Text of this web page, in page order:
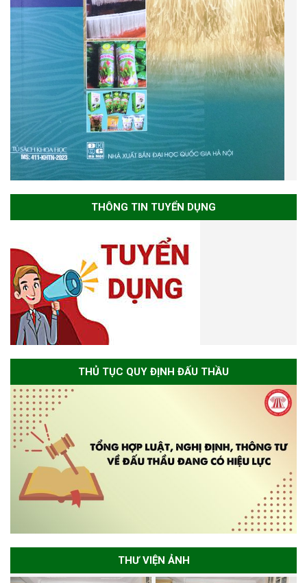
THÔNG TIN TUYỂN DỤNG
THỦ TỤC QUY ĐỊNH ĐẤU THẦU
THƯ VIỆN ẢNH